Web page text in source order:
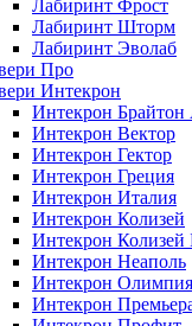
Лабиринт Фрост
Лабиринт Шторм
Лабиринт Эволаб
Про
Интекрон
Интекрон Брайтон
Интекрон Вектор
Интекрон Гектор
Интекрон Греция
Интекрон Италия
Интекрон Колизей
Интекрон Колизей
Интекрон Неаполь
Интекрон Олимпия
Интекрон